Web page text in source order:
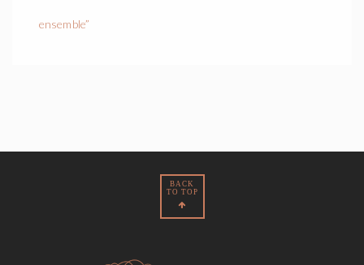
ensemble”
BACK
TO TOP